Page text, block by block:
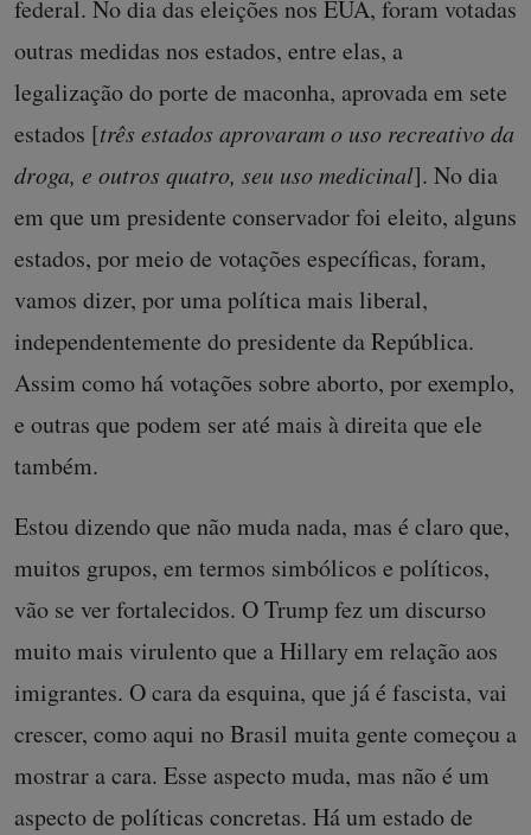
federal. No dia das eleições nos EUA, foram votadas
outras medidas nos estados, entre elas, a
legalização do porte de maconha, aprovada em sete
estados [três estados aprovaram o uso recreativo da
droga, e outros quatro, seu uso medicinal]. No dia
em que um presidente conservador foi eleito, alguns
estados, por meio de votações específicas, foram,
vamos dizer, por uma política mais liberal,
independentemente do presidente da República.
Assim como há votações sobre aborto, por exemplo,
e outras que podem ser até mais à direita que ele
também.
Estou dizendo que não muda nada, mas é claro que,
muitos grupos, em termos simbólicos e políticos,
vão se ver fortalecidos. O Trump fez um discurso
muito mais virulento que a Hillary em relação aos
imigrantes. O cara da esquina, que já é fascista, vai
crescer, como aqui no Brasil muita gente começou a
mostrar a cara. Esse aspecto muda, mas não é um
aspecto de políticas concretas. Há um estado de